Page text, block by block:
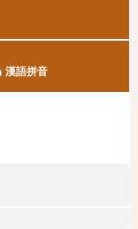
漢語拼音